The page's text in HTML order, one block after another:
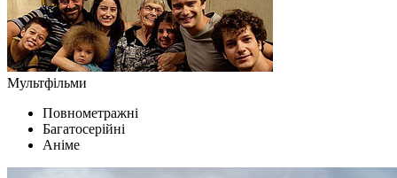
Мультфільми
Повнометражні
Багатосерійні
Аніме